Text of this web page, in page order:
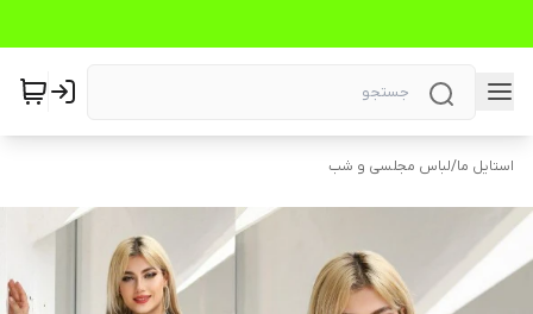
استایل ما/لباس مجلسی و شب